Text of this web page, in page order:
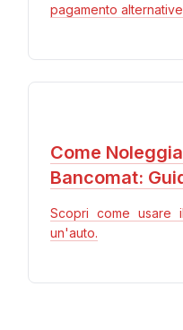
pagamento
Come
Bancomat:
Scopri come usare
un'auto.